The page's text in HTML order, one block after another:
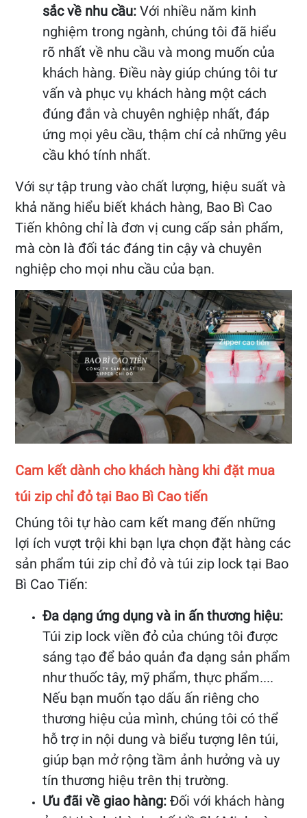
sắc về nhu cầu: Với nhiều năm kinh
nghiệm trong ngành, chúng tôi đã hiểu
rõ nhất về nhu cầu và mong muốn của
khách hàng. Điều này giúp chúng tôi tư
vấn và phục vụ khách hàng một cách
đúng đắn và chuyên nghiệp nhất, đáp
ứng mọi yêu cầu, thậm chí cả những yêu
cầu khó tính nhất.
Với sự tập trung vào chất lượng, hiệu suất và
khả năng hiểu biết khách hàng, Bao Bì Cao
Tiến không chỉ là đơn vị cung cấp sản phẩm,
mà còn là đối tác đáng tin cậy và chuyên
nghiệp cho mọi nhu cầu của bạn.
Cam kết dành cho khách hàng khi đặt mua
túi zip chỉ đỏ tại Bao Bì Cao tiến
Chúng tôi tự hào cam kết mang đến những
lợi ích vượt trội khi bạn lựa chọn đặt hàng các
sản phẩm túi zip chỉ đỏ và túi zip lock tại Bao
Bì Cao Tiến:
Đa dạng ứng dụng và in ấn thương hiệu:
Túi zip lock viền đỏ của chúng tôi được
sáng tạo để bảo quản đa dạng sản phẩm
như thuốc tây, mỹ phẩm, thực phẩm....
Nếu bạn muốn tạo dấu ấn riêng cho
thương hiệu của mình, chúng tôi có thể
hỗ trợ in nội dung và biểu tượng lên túi,
giúp bạn mở rộng tầm ảnh hưởng và uy
tín thương hiệu trên thị trường.
Ưu đãi về giao hàng: Đối với khách hàng